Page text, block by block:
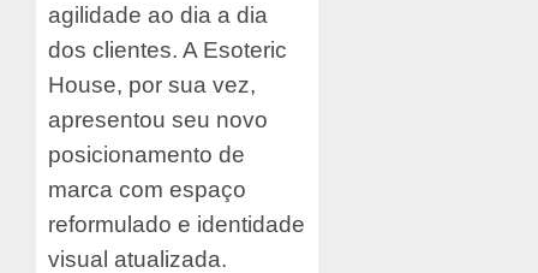
agilidade ao dia a dia
dos clientes. A Esoteric
House, por sua vez,
apresentou seu novo
posicionamento de
marca com espaço
reformulado e identidade
visual atualizada.